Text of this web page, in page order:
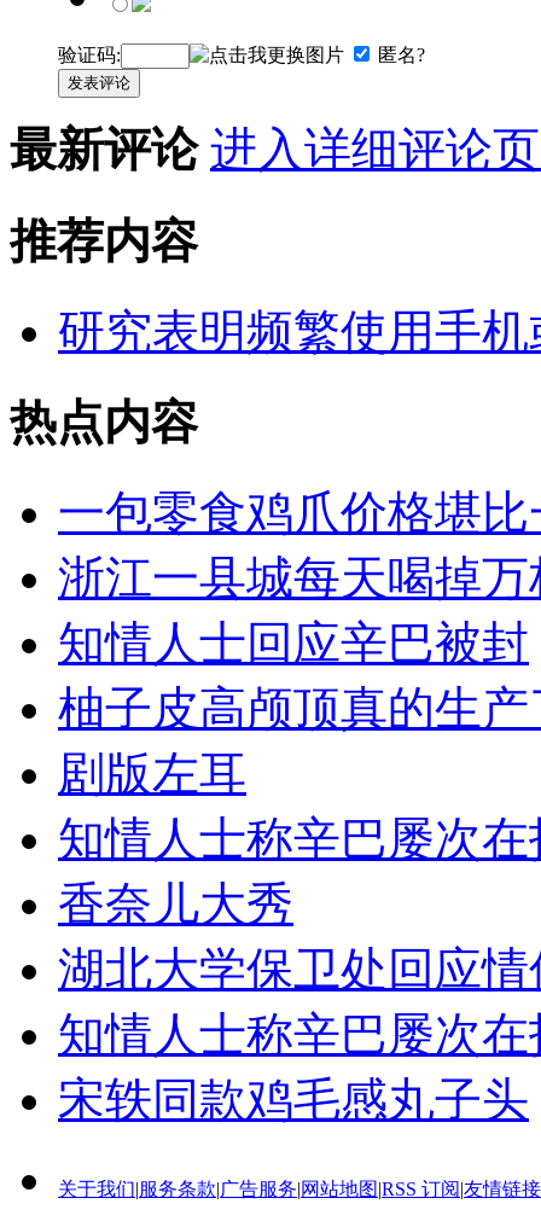
验证码: 匿名?
发表评论
最新评论 进入详细评论
推荐内容
研究表明频繁使用手
热点内容
一包零食鸡爪价格堪
浙江一县城每天喝掉
知情人士回应辛巴被封
柚子皮高颅顶真的生产
剧版左耳
知情人士称辛巴屡次
香奈儿大秀
湖北大学保卫处回应
知情人士称辛巴屡次
宋轶同款鸡毛感丸子头
关于我们|服务条款|广告服务|网站地图|RSS 订阅|友情链接